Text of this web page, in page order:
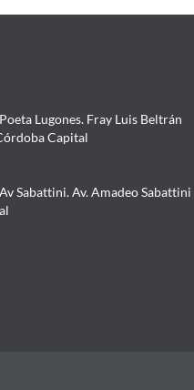
Lugones. Fray Luis Beltrán
Capital
Sabattini. Av. Amadeo Sabattini